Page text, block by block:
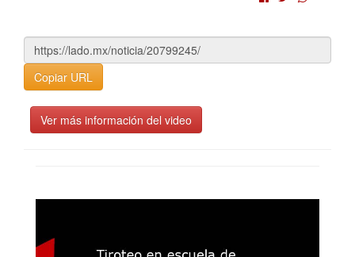
Copiar URL
Ver más información del video